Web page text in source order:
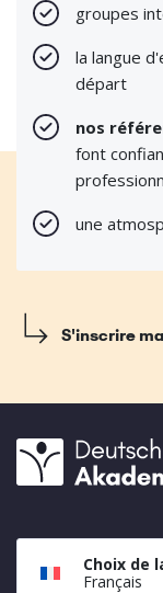
groupes
la langue
départ
nos
font
une
S'inscrire
Choix de
Français